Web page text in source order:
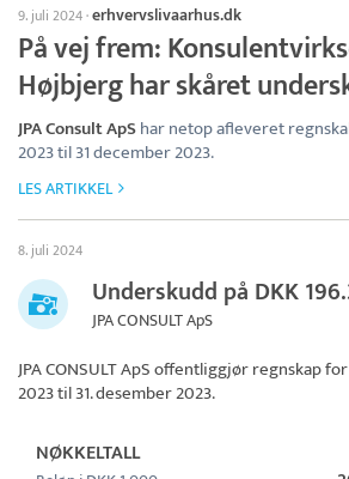
9. juli 2024·erhvervslivaarhus.dk
På vej frem:
Højbjerg har skåret
JPA Consult ApShar netop afleveret
2023 til 31 december 2023.
LES ARTIKKEL
8. juli 2024
Underskudd på DKK
JPA CONSULT ApS
JPA CONSULT ApSoffentliggjør regnskap
2023 til 31. desember 2023.
NØKKELTALL